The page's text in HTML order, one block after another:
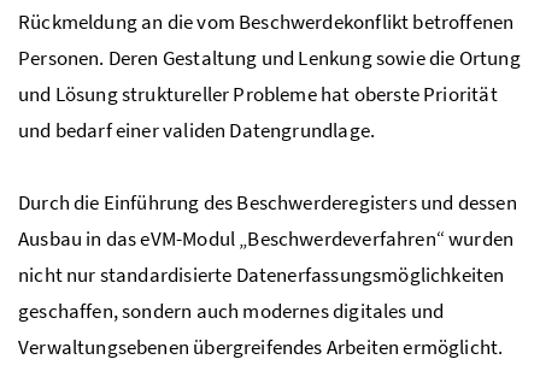
Rückmeldung an die vom Beschwerdekonflikt betroffenen
Personen. Deren Gestaltung und Lenkung sowie die Ortung
und Lösung struktureller Probleme hat oberste Priorität
und bedarf einer validen Datengrundlage.
Durch die Einführung des Beschwerderegisters und dessen
Ausbau in das eVM-Modul „Beschwerdeverfahren“ wurden
nicht nur standardisierte Datenerfassungsmöglichkeiten
geschaffen, sondern auch modernes digitales und
Verwaltungsebenen übergreifendes Arbeiten ermöglicht.